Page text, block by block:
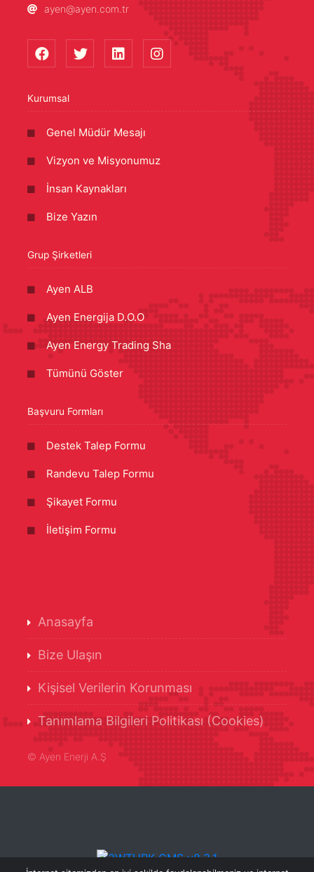
ayen@ayen.com.tr
Kurumsal
Genel Müdür Mesajı
Vizyon ve Misyonumuz
İnsan Kaynakları
Bize Yazın
Grup Şirketleri
Ayen ALB
Ayen Energija D.O.O
Ayen Energy Trading Sha
Tümünü Göster
Başvuru Formları
Destek Talep Formu
Randevu Talep Formu
Şikayet Formu
İletişim Formu
Anasayfa
Bize Ulaşın
Kişisel Verilerin Korunması
Tanımlama Bilgileri Politikası (Cookies)
© Ayen Enerji A.Ş